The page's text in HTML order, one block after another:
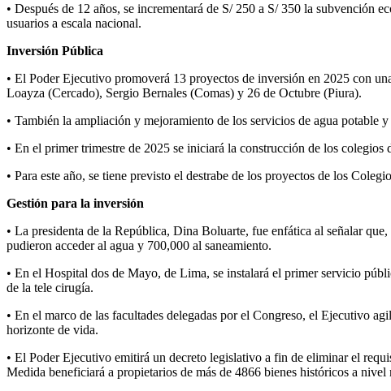
• Después de 12 años, se incrementará de S/ 250 a S/ 350 la subvención
usuarios a escala nacional.
Inversión Pública
• El Poder Ejecutivo promoverá 13 proyectos de inversión en 2025 con
Loayza (Cercado), Sergio Bernales (Comas) y 26 de Octubre (Piura).
• También la ampliación y mejoramiento de los servicios de agua
• En el primer trimestre de 2025 se iniciará la construcción de los
• Para este año, se tiene previsto el destrabe de los proyectos de los
Gestión para la inversión
• La presidenta de la República, Dina Boluarte, fue enfática al señalar
pudieron acceder al agua y 700,000 al saneamiento.
• En el Hospital dos de Mayo, de Lima, se instalará el primer servicio
de la tele cirugía.
• En el marco de las facultades delegadas por el Congreso, el Ejecutivo
horizonte de vida.
• El Poder Ejecutivo emitirá un decreto legislativo a fin de eliminar el
Medida beneficiará a propietarios de más de 4866 bienes históricos a